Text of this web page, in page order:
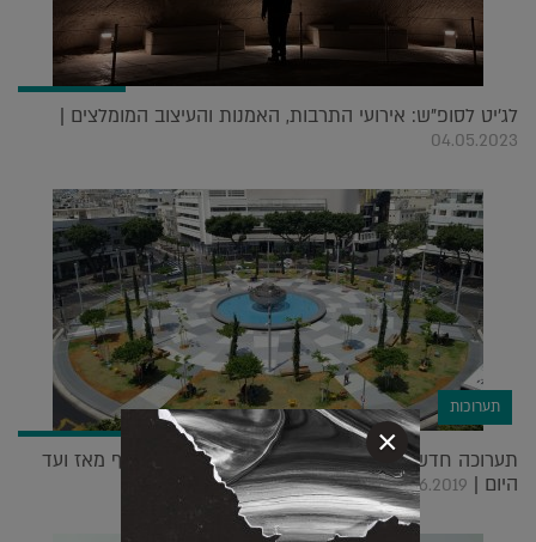
לג'יט לסופ"ש: אירועי התרבות, האמנות והעיצוב המומלצים |
04.05.2023
תערוכות
תערוכה חדשה תציג את ההיסטוריה של כיכר דיזנגוף מאז ועד
היום | 26.06.2019
×